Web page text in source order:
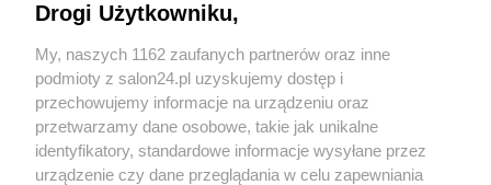
Sport
Społeczeństwo
Kultura
Drogi Użytkowniku,
My, naszych 1162 zaufanych partnerów oraz inne
podmioty z salon24.pl uzyskujemy dostęp i
przechowujemy informacje na urządzeniu oraz
przetwarzamy dane osobowe, takie jak unikalne
identyfikatory, standardowe informacje wysyłane przez
urządzenie czy dane przeglądania w celu zapewniania